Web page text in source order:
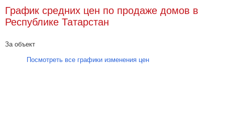
График средних цен по продаже домов в
Республике Татарстан
За объект
Посмотреть все графики изменения цен